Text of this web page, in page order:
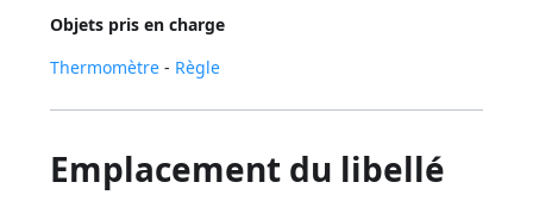
Objets pris en charge
Thermomètre - Règle
Emplacement du libellé